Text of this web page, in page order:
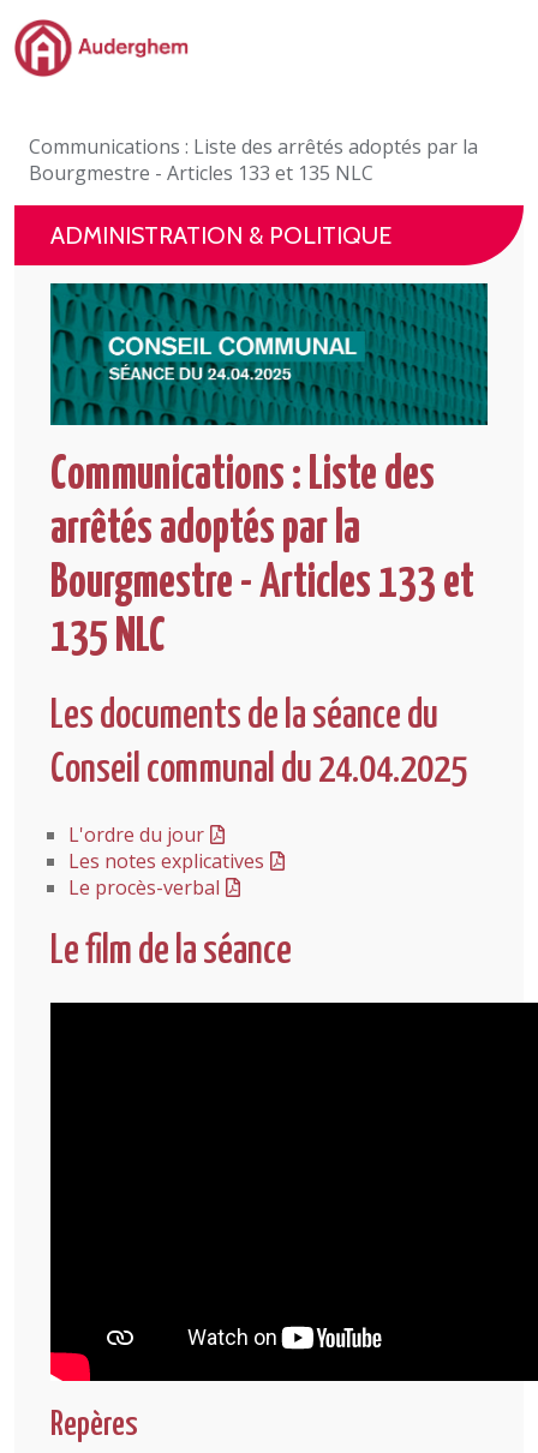
Passer au contenu principal
Événements et vie associative
eGuichet
Vivre à Auderghem
En 1 clic
Communications : Liste des arrêtés adoptés par la
Bourgmestre - Articles 133 et 135 NLC
ADMINISTRATION & POLITIQUE
Communications : Liste des
arrêtés adoptés par la
Bourgmestre - Articles 133 et
135 NLC
Les documents de la séance du
Conseil communal du 24.04.2025
L'ordre du jour
Les notes explicatives
Le procès-verbal
Le film de la séance
Repères